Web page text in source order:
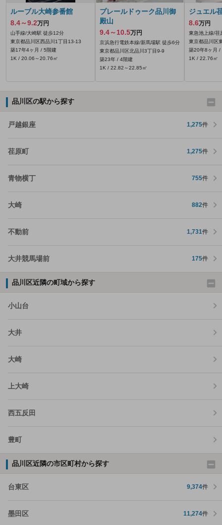
ルーブル大崎参番館
8.4～9.2万円
山手線/大崎駅 徒歩12分
東京都品川区西品川1丁目13-13
築17年4ヶ月 / 5階建
1K / 20.06～20.76㎡
プレールドゥーク品川御
殿山
9.4～10.5万円
京浜急行電鉄本線/新馬場駅 徒歩6分
東京都品川区北品川3丁目9-9
築23年 / 4階建
1K / 22.82～22.85㎡
ジュエル
8.6万円
東急池上線/荏
東京都品川区
築20年8ヶ月 /
1K / 22.76㎡
品川区の駅から探す
戸越銀座 1,275件
荏原町 1,275件
青物横丁 755件
大崎 882件
不動前 1,731件
大井競馬場前 175件
品川区近隣の町域から探す
小山台
大井
大崎
上大崎
西五反田
豊町
品川区近隣の市区町村から探す
台東区 9,374件
墨田区 11,274件